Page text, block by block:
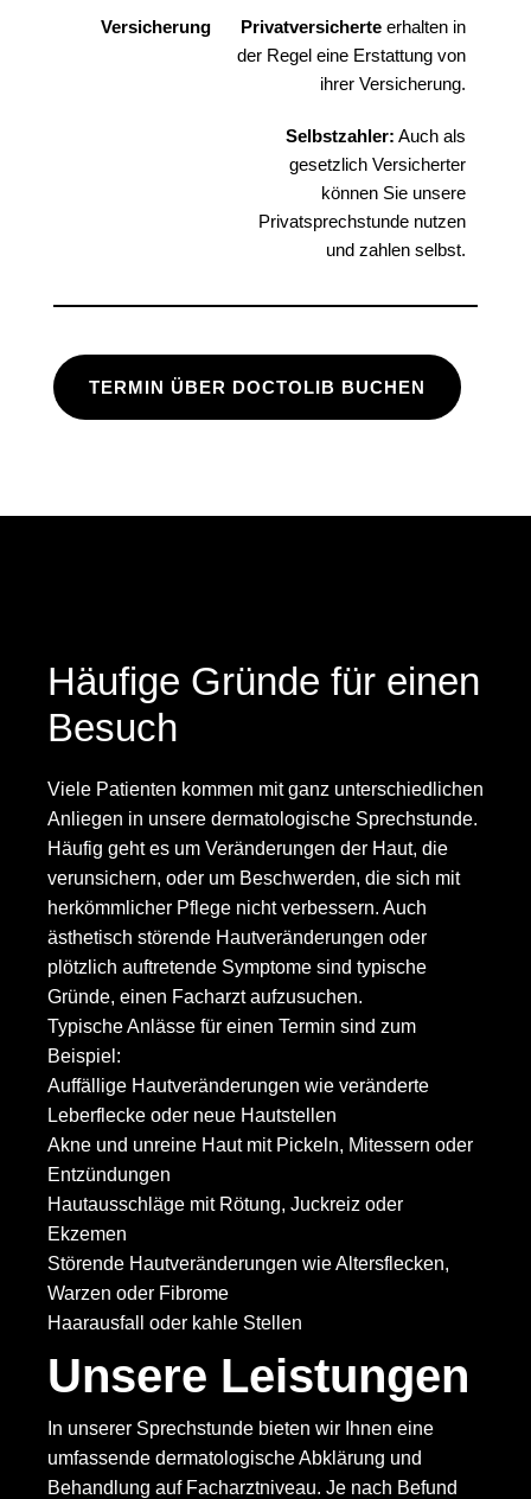
Versicherung Privatversicherteerhalten in
der Regel eine Erstattung von
ihrer Versicherung.
Selbstzahler: Auch als
gesetzlich Versicherter
können Sie unsere
Privatsprechstunde nutzen
und zahlen selbst.
TERMIN ÜBER DOCTOLIB BUCHEN
Häufige Gründe für einen
Besuch
Viele Patienten kommen mit ganz unterschiedlichen
Anliegen in unsere dermatologische Sprechstunde.
Häufig geht es um Veränderungen der Haut, die
verunsichern, oder um Beschwerden, die sich mit
herkömmlicher Pflege nicht verbessern. Auch
ästhetisch störende Hautveränderungen oder
plötzlich auftretende Symptome sind typische
Gründe, einen Facharzt aufzusuchen.
Typische Anlässe für einen Termin sind zum
Beispiel:
Auffällige Hautveränderungen wie veränderte
Leberflecke oder neue Hautstellen
Akne und unreine Haut mit Pickeln, Mitessern oder
Entzündungen
Hautausschläge mit Rötung, Juckreiz oder
Ekzemen
Störende Hautveränderungen wie Altersflecken,
Warzen oder Fibrome
Haarausfall oder kahle Stellen
Unsere Leistungen
In unserer Sprechstunde bieten wir Ihnen eine
umfassende dermatologische Abklärung und
Behandlung auf Facharztniveau. Je nach Befund